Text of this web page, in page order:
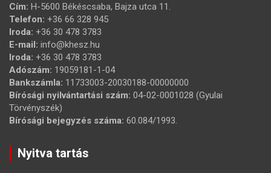
Cím: H-5600 Békéscsaba, Bajza utca 11.
Telefon: +36 66 328 945
Iroda: +36 30 478 3783
E-mail: info@khesz.hu
Iroda: +36 30 478 3783
Adószám: 19059181-1-04
Bankszámla: 11733003-20030188-00000000
Bírósági nyilvántartási szám: 04-02-0001028 (Gyulai
Törvényszék)
Bírósági bejegyzés száma: 60.084/1993.
Nyitva tartás